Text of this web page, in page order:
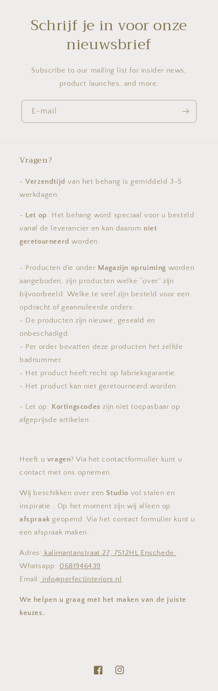
Schrijf je in voor onze
nieuwsbrief
Subscribe to our mailing list for insider news,
product launches, and more.
E-mail
Vragen?
-Verzendtijd van het behang is gemiddeld 3-5
werkdagen.
- Let op: Het behang word speciaal voor u besteld
vanaf de leverancier en kan daarom niet
geretourneerd worden.
- Producten die onder Magazijn opruiming worden
aangeboden, zijn producten welke “over” zijn
bijvoorbeeld: Welke te veel zijn besteld voor een
opdracht of geannuleerde orders.
- De producten zijn nieuwe, geseald en
onbeschadigd.
- Per order bevatten deze producten het zelfde
badnummer.
- Het product heeft recht op fabrieksgarantie.
- Het product kan niet geretourneerd worden.
- Let op: Kortingscodes zijn niet toepasbaar op
afgeprijsde artikelen.
Heeft u vragen? Via het contactformulier kunt u
contact met ons opnemen.
Wij beschikken over een Studio vol stalen en
inspiratie . Op het moment zijn wij alleen op
afspraak geopend. Via het contact formulier kunt u
een afspraak maken.
Adres: kalimantanstraat 27, 7512HL Enschede.
Whatsapp: 0681946439
Email: info@perfectinteriors.nl
We helpen u graag met het maken van de juiste
keuzes.
FacebookInstagram